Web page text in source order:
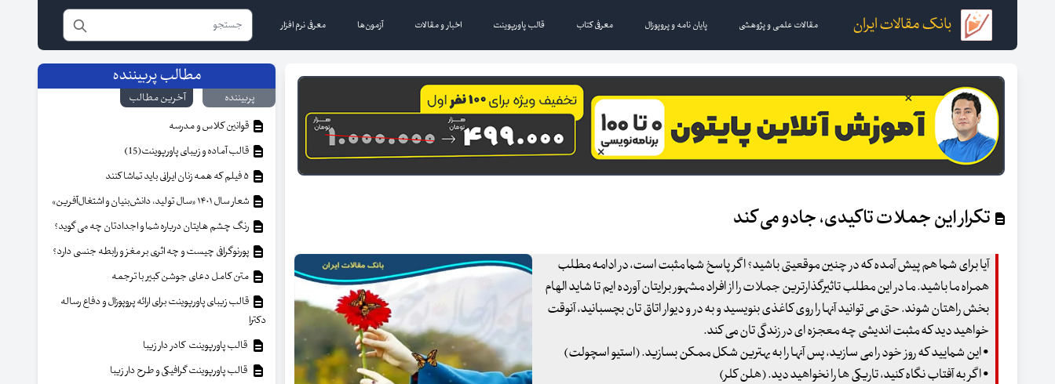
بانک مقالات ایران مقالات علمی و پژوهشی پایان نامه و پروپوزال معرفی کتاب قالب پاورپوینت اخبار و مقالات آزمون‌ها معرفی نرم افزار
تکرار این جملات تاکیدی، جادو می کند
آیا برای شما هم پیش آمده که در چنین موقعیتی باشید؟ اگر پاسخ شما مثبت است، در ادامه مطلب
همراه ما باشید. ما در این مطلب تاثیرگذارترین جملات را از افراد مشهور برایتان آورده ایم تا شاید الهام
بخش راهتان شوند. حتی می توانید آنها را روی کاغذی بنویسید و به در و دیوار اتاق تان بچسبانید، آنوقت
خواهید دید که مثبت اندیشی چه معجزه ای در زندگی تان می کند.
• این شمایید که روز خود را می سازید، پس آنها را به بهترین شکل ممکن بسازید. (استیو اسچولت)
• اگر به آفتاب نگاه کنید، تاریکی ها را نخواهید دید. (هلن کلر)
مطالب پربیننده
پربیننده
آخرین مطالب
قوانین کلاس و مدرسه
قالب آماده و زیبای پاورپوینت(15)
شعار سال ۱۴۰۱ «سال تولید، دانش‌بنیان و اشتغال‌آفرین»
رنگ چشم هایتان درباره شما و اجدادتان چه می گوید؟
پورنوگرافی چیست و چه اثری بر مغز و رابطه جنسی دارد؟
متن کامل دعای جوشن کبیر با ترجمه
قالب زیبای پاورپوینت برای ارائه پروپوزال و دفاع رساله
دکترا
قالب پاورپوینت کادر دار زیبا
قالب پاورپوینت گرافیکی و طرح دار زیبا